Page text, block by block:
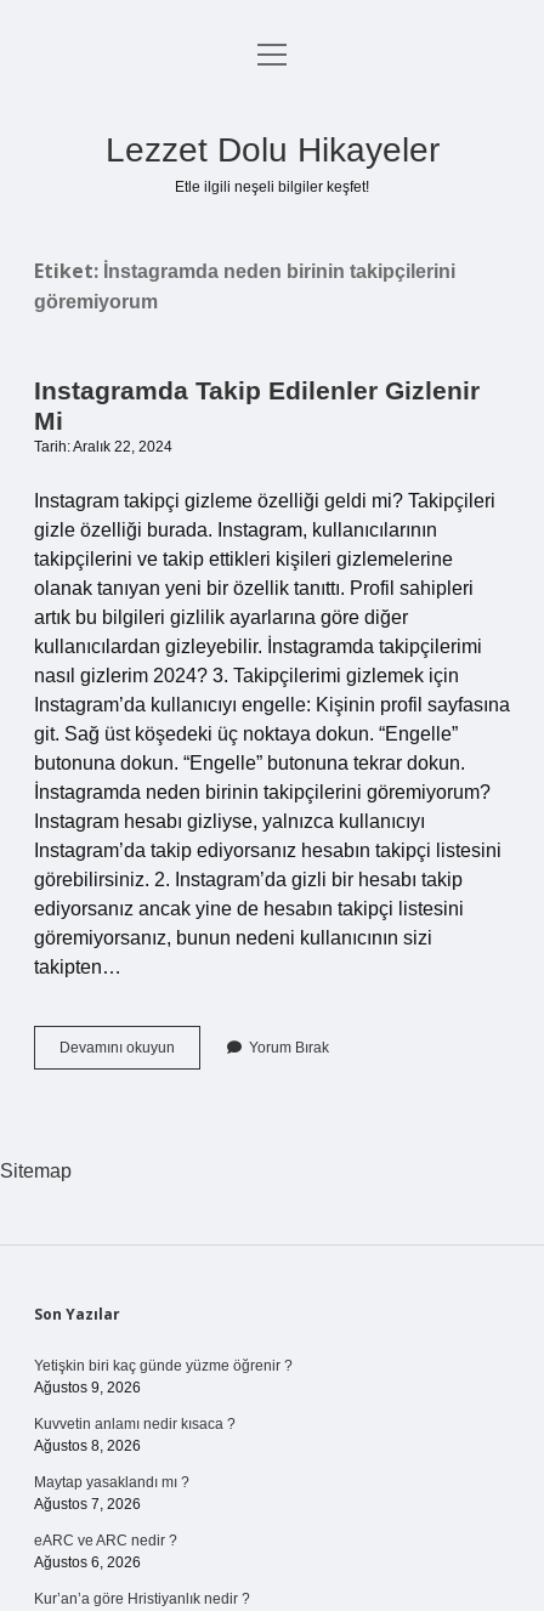
Anasayfa
menüyü
Lezzet Dolu Hikayeler
Etle ilgili neşeli bilgiler keşfet!
Etiket: İnstagramda neden birinin takipçilerini
göremiyorum
Instagramda Takip Edilenler Gizlenir
Mi
Tarih: Aralık 22, 2024
Instagram takipçi gizleme özelliği geldi mi? Takipçileri
gizle özelliği burada. Instagram, kullanıcılarının
takipçilerini ve takip ettikleri kişileri gizlemelerine
olanak tanıyan yeni bir özellik tanıttı. Profil sahipleri
artık bu bilgileri gizlilik ayarlarına göre diğer
kullanıcılardan gizleyebilir. İnstagramda takipçilerimi
nasıl gizlerim 2024? 3. Takipçilerimi gizlemek için
Instagram’da kullanıcıyı engelle: Kişinin profil sayfasına
git. Sağ üst köşedeki üç noktaya dokun. “Engelle”
butonuna dokun. “Engelle” butonuna tekrar dokun.
İnstagramda neden birinin takipçilerini göremiyorum?
Instagram hesabı gizliyse, yalnızca kullanıcıyı
Instagram’da takip ediyorsanız hesabın takipçi listesini
görebilirsiniz. 2. Instagram’da gizli bir hesabı takip
ediyorsanız ancak yine de hesabın takipçi listesini
göremiyorsanız, bunun nedeni kullanıcının sizi
takipten…
Devamını okuyun Instagramda
Takip
Yorum Bırak
Sitemap
Sidebar
Son Yazılar
Yetişkin biri kaç günde yüzme öğrenir ?
Ağustos 9, 2026
Kuvvetin anlamı nedir kısaca ?
Ağustos 8, 2026
Maytap yasaklandı mı ?
Ağustos 7, 2026
eARC ve ARC nedir ?
Ağustos 6, 2026
Kur’an’a göre Hristiyanlık nedir ?